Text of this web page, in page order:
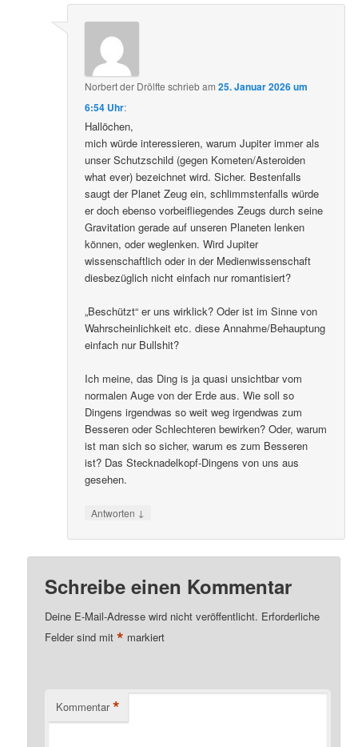
Norbert der Drölfte schriebam25. Januar 2026 um
6:54 Uhr:
Hallöchen,
mich würde interessieren, warum Jupiter immer als
unser Schutzschild (gegen Kometen/Asteroiden
what ever) bezeichnet wird. Sicher. Bestenfalls
saugt der Planet Zeug ein, schlimmstenfalls würde
er doch ebenso vorbeifliegendes Zeugs durch seine
Gravitation gerade auf unseren Planeten lenken
können, oder weglenken. Wird Jupiter
wissenschaftlich oder in der Medienwissenschaft
diesbezüglich nicht einfach nur romantisiert?
„Beschützt“ er uns wirklick? Oder ist im Sinne von
Wahrscheinlichkeit etc. diese Annahme/Behauptung
einfach nur Bullshit?
Ich meine, das Ding is ja quasi unsichtbar vom
normalen Auge von der Erde aus. Wie soll so
Dingens irgendwas so weit weg irgendwas zum
Besseren oder Schlechteren bewirken? Oder, warum
ist man sich so sicher, warum es zum Besseren
ist? Das Stecknadelkopf-Dingens von uns aus
gesehen.
Antworten ↓
Schreibe einen Kommentar
Deine E-Mail-Adresse wird nicht veröffentlicht. Erforderliche
Felder sind mit* markiert
Kommentar *